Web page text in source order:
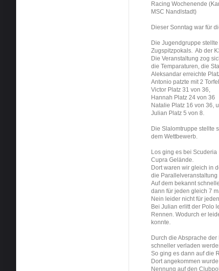
Racing Wochenende
MSC Nandlstadt)
Dieser Sonntag war für
Die Jugendgruppe
Zugspitzpokals. Ab der
Die Veranstaltung zog
die Temparaturen, die
Aleksandar erreichte
Antonio patzte mit 2
Victor Platz 31 von 36,
Hannah Platz 24 von 36
Natalie Platz 16 von 36,
Julian Platz 5 von 8.
Die Slalomtruppe stellte
dem Wettbewerb.
Los ging es bei
Cupra Gelände.
Dort waren wir gleich in
die
Auf dem bekannt
dann für jeden gleich 7
Nein leider nicht für
Bei Julian erlitt der Polo
Rennen. Wodurch er
konnte.
Durch die Absprache
schneller verladen
So ging es dann auf die
Dort angekommen
Nennung auf den